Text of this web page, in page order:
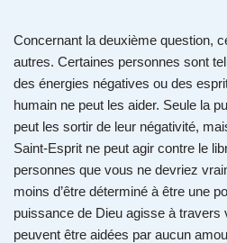
Concernant la deuxième question,
autres. Certaines personnes sont
des énergies négatives ou des
humain ne peut les aider. Seule la
peut les sortir de leur négativité,
Saint-Esprit ne peut agir contre le
personnes que vous ne devriez
moins d’être déterminé à être une
puissance de Dieu agisse à
peuvent être aidées par aucun